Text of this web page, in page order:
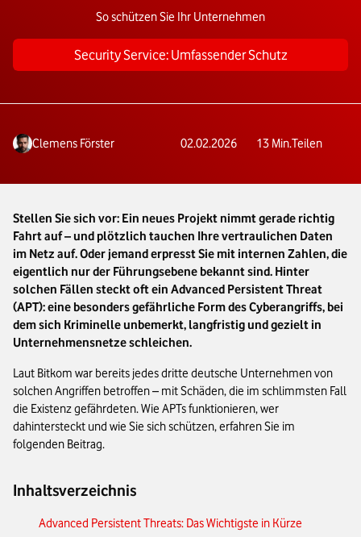
So schützen Sie Ihr Unternehmen
Security Service: Umfassender Schutz
Clemens Förster 02.02.2026 13 Min.Teilen
Stellen Sie sich vor: Ein neues Projekt nimmt gerade richtig
Fahrt auf – und plötzlich tauchen Ihre vertraulichen Daten
im Netz auf. Oder jemand erpresst Sie mit internen Zahlen, die
eigentlich nur der Führungsebene bekannt sind. Hinter
solchen Fällen steckt oft ein Advanced Persistent Threat
(APT): eine besonders gefährliche Form des Cyberangriffs, bei
dem sich Kriminelle unbemerkt, langfristig und gezielt in
Unternehmensnetze schleichen.
Laut Bitkom war bereits jedes dritte deutsche Unternehmen von
solchen Angriffen betroffen – mit Schäden, die im schlimmsten Fall
die Existenz gefährdeten. Wie APTs funktionieren, wer
dahintersteckt und wie Sie sich schützen, erfahren Sie im
folgenden Beitrag.
Inhaltsverzeichnis
Advanced Persistent Threats: Das Wichtigste in Kürze